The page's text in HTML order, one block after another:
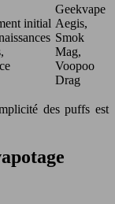
initial
Geekvape
Aegis,
Smok
Mag,
Voopoo
Drag
des puffs est